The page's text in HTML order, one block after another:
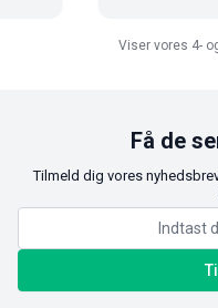
Viser vores 4-
Få de
Tilmeld dig vores